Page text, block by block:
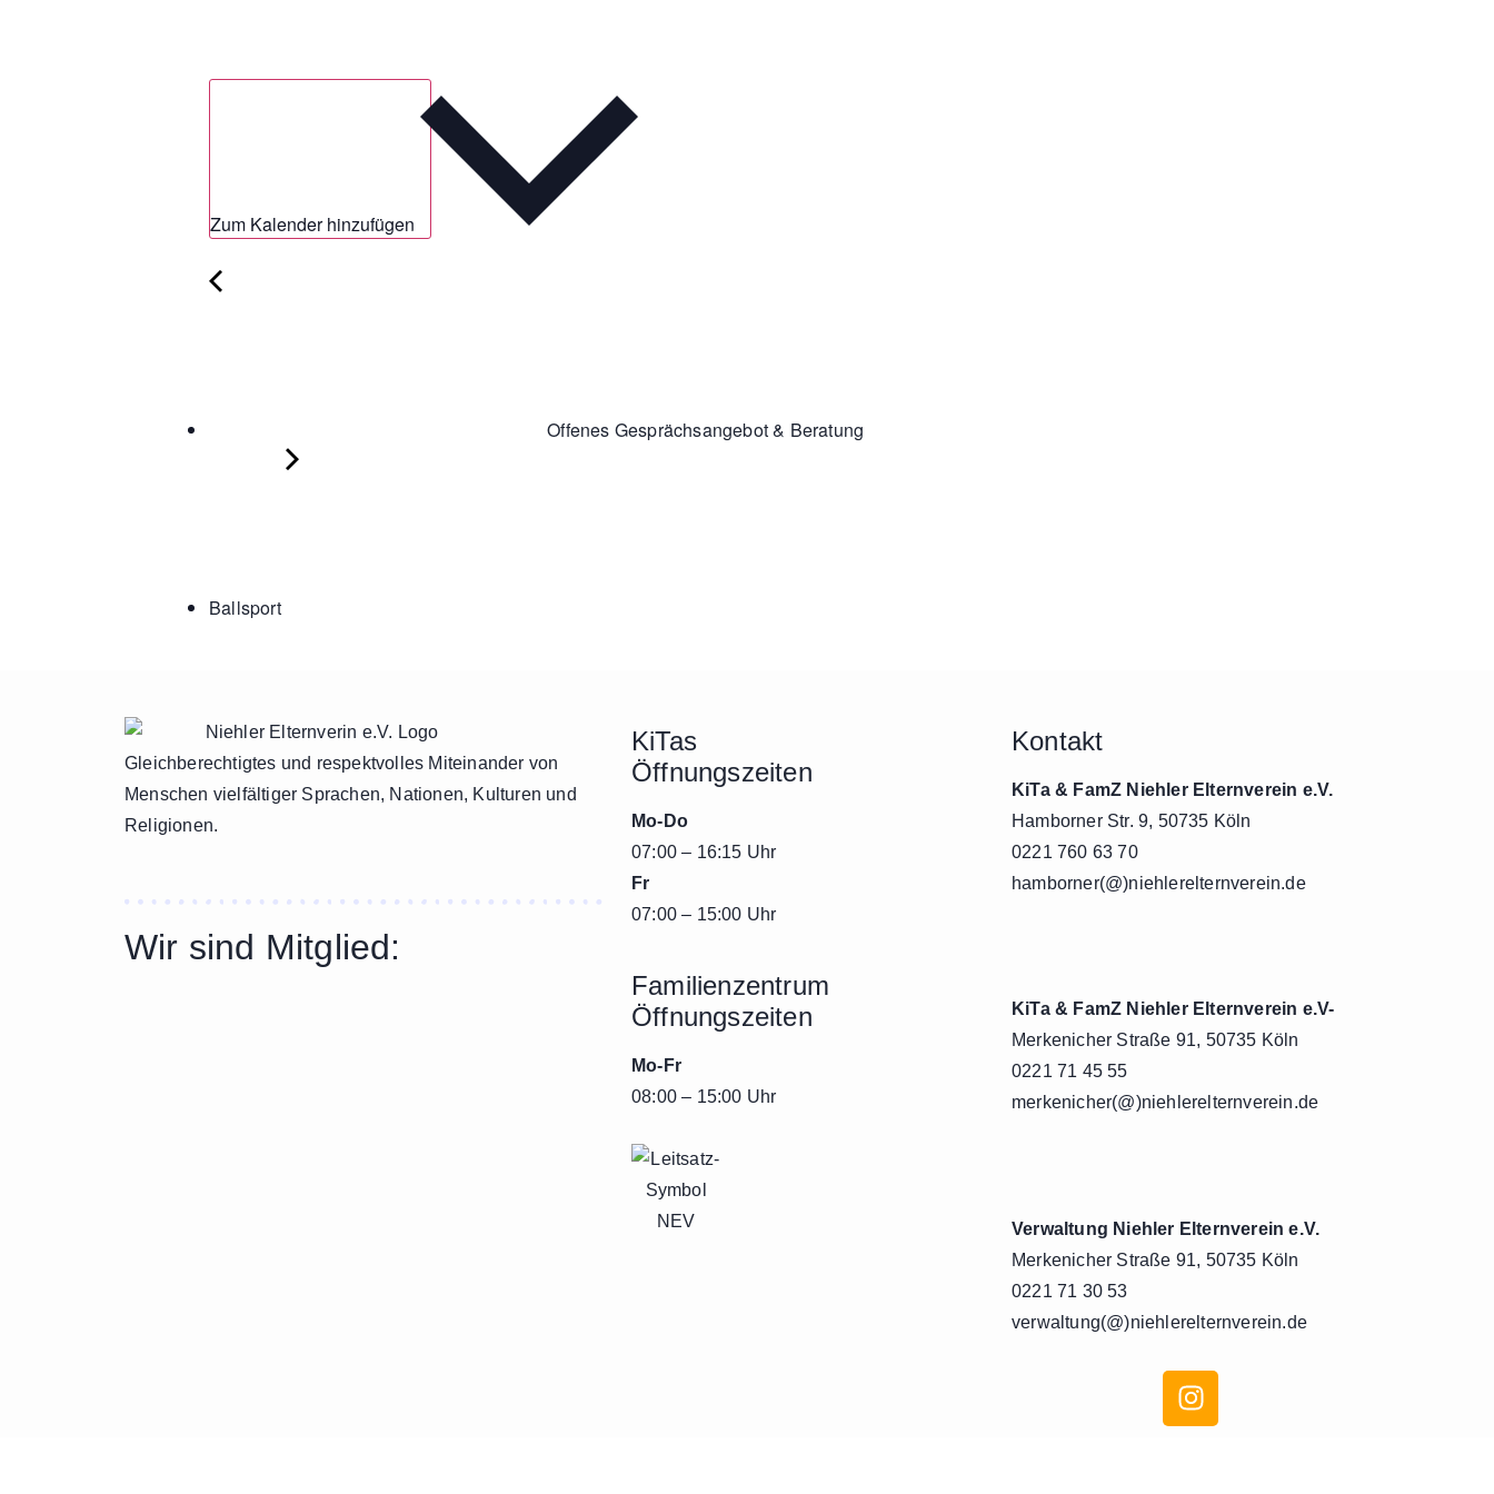
Zum Kalender hinzufügen
Offenes Gesprächsangebot & Beratung
Ballsport
Gleichberechtigtes und respektvolles Miteinander von
Menschen vielfältiger Sprachen, Nationen, Kulturen und
Religionen.
Wir sind Mitglied:
KiTas
Öffnungszeiten
Mo-Do
07:00 – 16:15 Uhr
Fr
07:00 – 15:00 Uhr
Familienzentrum
Öffnungszeiten
Mo-Fr
08:00 – 15:00 Uhr
Kontakt
KiTa & FamZ Niehler Elternverein e.V.
Hamborner Str. 9, 50735 Köln
0221 760 63 70
hamborner(@)niehlerelternverein.de
KiTa & FamZ Niehler Elternverein e.V-
Merkenicher Straße 91, 50735 Köln
0221 71 45 55
merkenicher(@)niehlerelternverein.de
Verwaltung Niehler Elternverein e.V.
Merkenicher Straße 91, 50735 Köln
0221 71 30 53
verwaltung(@)niehlerelternverein.de